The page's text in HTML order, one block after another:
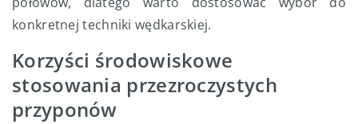
konkretnej techniki wędkarskiej.
Korzyści środowiskowe
stosowania przezroczystych
przyponów